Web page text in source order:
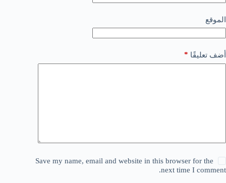
الموقع
أضف تعليقًا *
Save my name, email and website in this browser for the
next time I comment.